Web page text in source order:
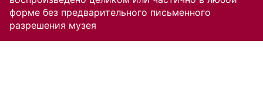
форме без предварительного письменного
разрешения музея